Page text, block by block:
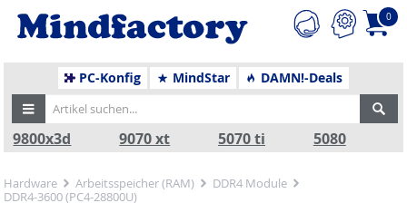
0
PC-Konfig MindStar DAMN!-Deals
9800x3d 9070 xt 5070 ti 5080
Hardware Arbeitsspeicher (RAM)
DDR4 Module
DDR4-3600 (PC4-28800U)